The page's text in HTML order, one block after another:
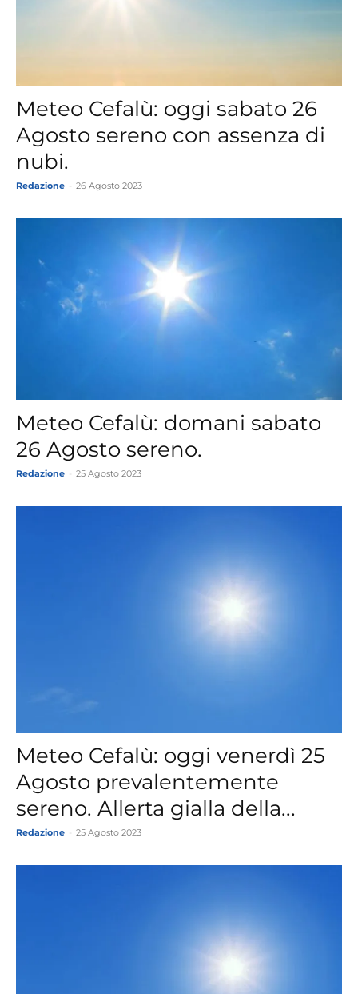
Meteo Cefalù: oggi sabato 26
Agosto sereno con assenza di
nubi.
Redazione 26 Agosto 2023
Meteo Cefalù: domani sabato
26 Agosto sereno.
Redazione 25 Agosto 2023
Meteo Cefalù: oggi venerdì 25
Agosto prevalentemente
sereno. Allerta gialla della...
Redazione 25 Agosto 2023